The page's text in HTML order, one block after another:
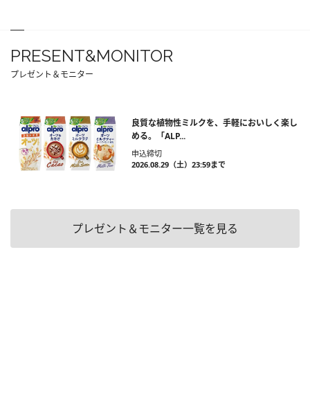
PRESENT&MONITOR
プレゼント＆モニター
良質な植物性ミルクを、手軽においしく楽し
める。「ALP...
申込締切
2026.08.29（土）23:59まで
プレゼント＆モニター一覧を見る